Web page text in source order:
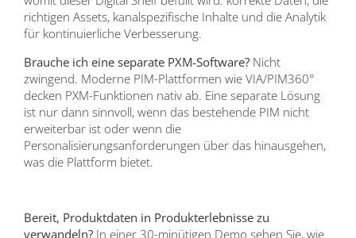
richtigen Assets, kanalspezifische Inhalte und die Analytik
für kontinuierliche Verbesserung.
Brauche ich eine separate PXM-Software? Nicht
zwingend. Moderne PIM-Plattformen wie VIA/PIM360°
decken PXM-Funktionen nativ ab. Eine separate Lösung
ist nur dann sinnvoll, wenn das bestehende PIM nicht
erweiterbar ist oder wenn die
Personalisierungsanforderungen über das hinausgehen,
was die Plattform bietet.
Bereit, Produktdaten in Produkterlebnisse zu
verwandeln? In einer 30-minütigen Demo sehen Sie, wie